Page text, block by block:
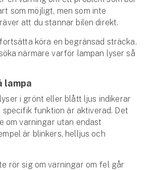
som möjligt, men som inte
att du stannar bilen direkt.
köra en begränsad sträcka.
närmare varför lampan lyser så
lampa
i grönt eller blått ljus indikerar
funktion är aktiverad. Det
om varningar utan endast
är blinkers, helljus och
rör sig om varningar om fel går